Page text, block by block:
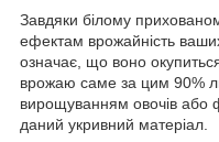
Завдяки білому
ефектам врожайність
означає, що воно
врожаю саме за цим 90%
вирощуванням овочів або
даний укривний матеріал.